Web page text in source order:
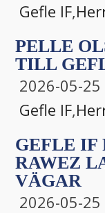
Gefle IF,
PELLE
TILL
2026-05-25
Gefle IF,
GEFLE IF
RAWEZ
VÄGAR
2026-05-25